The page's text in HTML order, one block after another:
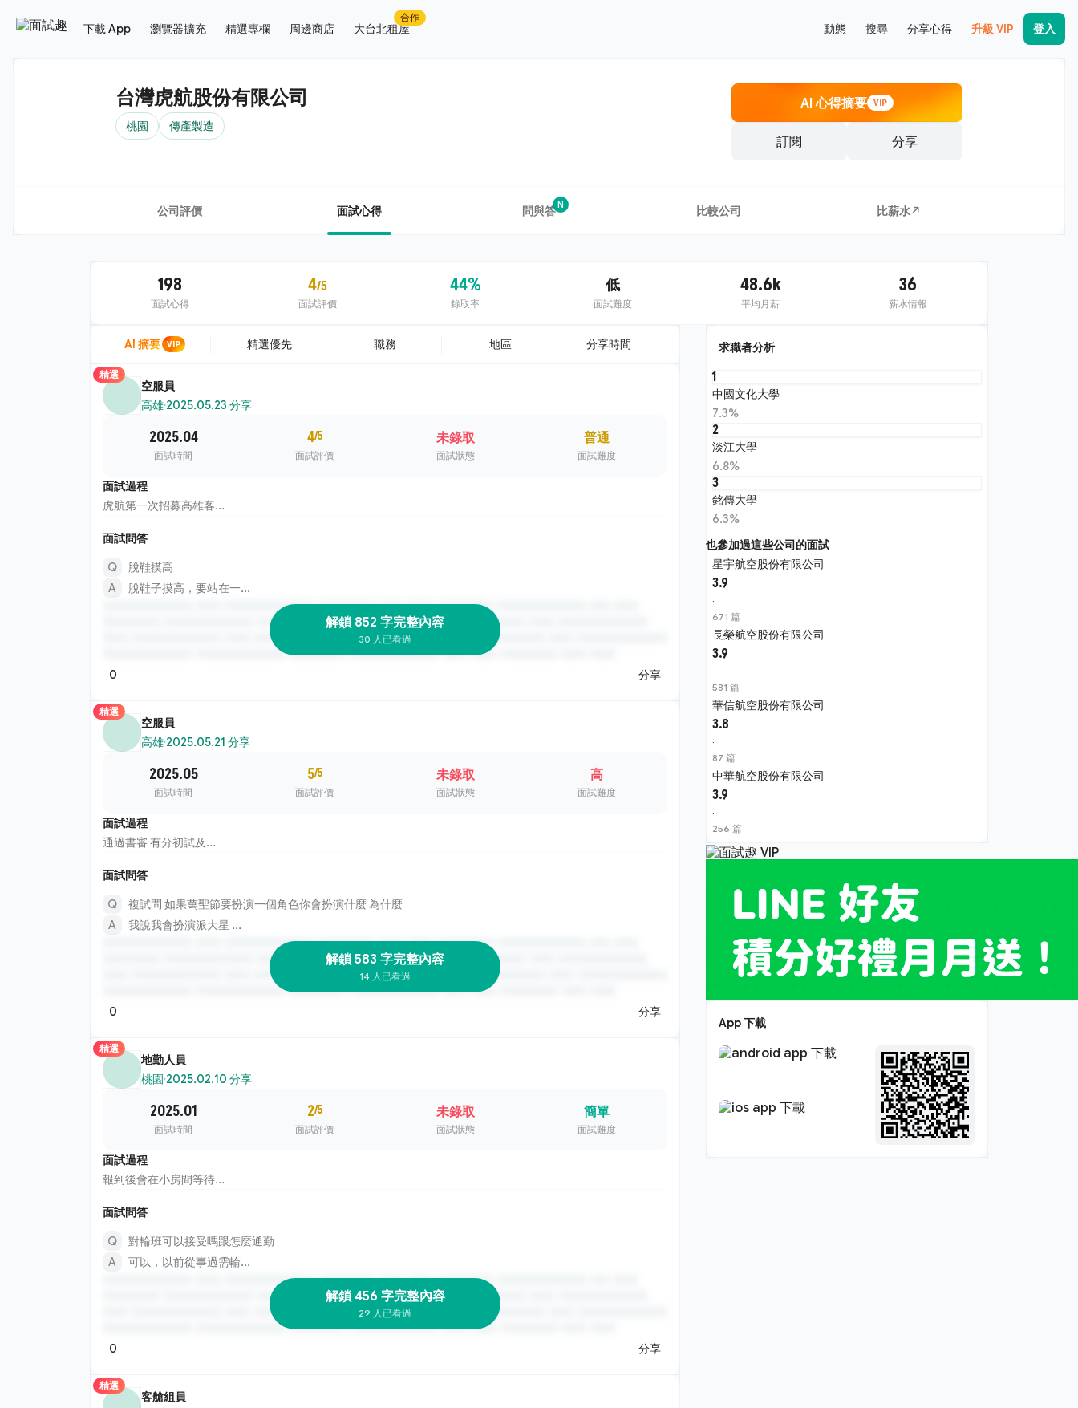
下載 App 瀏覽器擴充 精選專欄 周邊商店 大台北租屋
合作
動態 搜尋 分享心得 升級 VIP 登入
台灣虎航股份有限公司
桃園 傳產製造
AI 心得摘要 VIP
訂閱 分享
公司評價 面試心得 問與答N 比較公司 比薪水↗
198
面試心得
4/5
面試評價
44%
錄取率
低
面試難度
48.6k
平均月薪
36
薪水情報
AI 摘要 VIP 職務 地區
精選
空服員
高雄·2025.05.23 分享
2025.04
面試時間
4/5
面試評價
未錄取
面試狀態
普通
面試難度
面試過程
虎航第一次招募高雄客...
面試問答
脫鞋摸高
脫鞋子摸高，要站在一...
解鎖 852 字完整內容
30 人已看過
0 分享
精選
空服員
高雄·2025.05.21 分享
2025.05
面試時間
5/5
面試評價
未錄取
面試狀態
高
面試難度
面試過程
通過書審 有分初試及...
面試問答
複試問 如果萬聖節要扮演一個角色你會扮演什麼 為什麼
我說我會扮演派大星 ...
解鎖 583 字完整內容
14 人已看過
0 分享
精選
地勤人員
桃園·2025.02.10 分享
2025.01
面試時間
2/5
面試評價
未錄取
面試狀態
簡單
面試難度
面試過程
報到後會在小房間等待...
面試問答
對輪班可以接受嗎跟怎麼通勤
可以，以前從事過需輪...
解鎖 456 字完整內容
29 人已看過
0 分享
精選
客艙組員
求職者分析
1
中國文化大學
7.3%
2
淡江大學
6.8%
3
銘傳大學
6.3%
也參加過這些公司的面試
星宇航空股份有限公司
3.9
·
671 篇
長榮航空股份有限公司
3.9
·
581 篇
華信航空股份有限公司
3.8
·
87 篇
中華航空股份有限公司
3.9
·
256 篇
App 下載